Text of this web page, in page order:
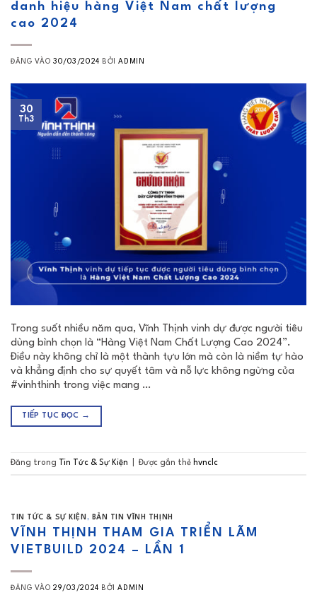
danh hiệu hàng Việt Nam chất lượng
cao 2024
ĐĂNG VÀO30/03/2024 BỞIADMIN
30
Th3
Trong suốt nhiều năm qua, Vĩnh Thịnh vinh dự được người tiêu
dùng bình chọn là “Hàng Việt Nam Chất Lượng Cao 2024”.
Điều này không chỉ là một thành tựu lớn mà còn là niềm tự hào
và khẳng định cho sự quyết tâm và nỗ lực không ngừng của
#vinhthinh trong việc mang …
TIẾP TỤC ĐỌC →
Đăng trong Tin Tức & Sự Kiện Được gắn thẻ hvnclc
TIN TỨC & SỰ KIỆN , BẢN TIN VĨNH THỊNH
VĨNH THỊNH THAM GIA TRIỂN LÃM
VIETBUILD 2024 – LẦN 1
ĐĂNG VÀO29/03/2024 BỞIADMIN